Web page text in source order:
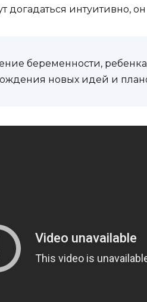
догадаться интуитивно, он
беременности,
новых идей и